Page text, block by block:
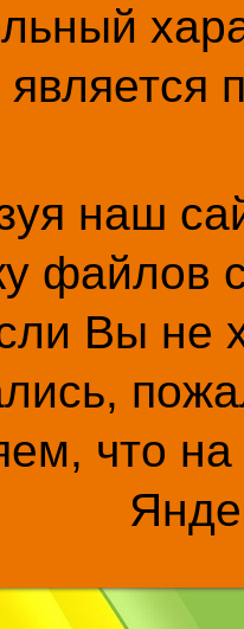
является
наш
файлов
Вы не
что на